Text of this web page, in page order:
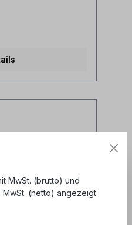
MwSt. (brutto) und
(netto) angezeigt